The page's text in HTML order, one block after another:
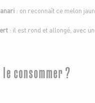
: on reconnaît ce melon
: il est rond et allongé, avec
consommer ?